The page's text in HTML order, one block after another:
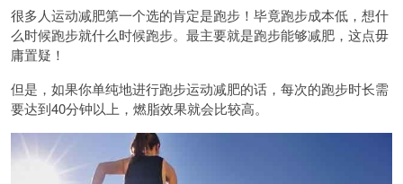
很多人运动减肥第一个选的肯定是跑步！毕竟跑步成本低，想什
么时候跑步就什么时候跑步。最主要就是跑步能够减肥，这点毋
庸置疑！
但是，如果你单纯地进行跑步运动减肥的话，每次的跑步时长需
要达到40分钟以上，燃脂效果就会比较高。